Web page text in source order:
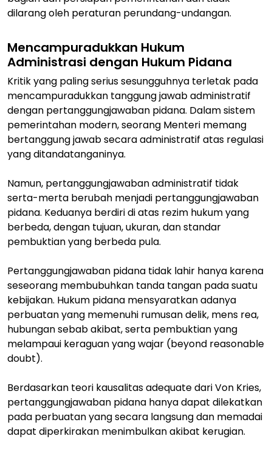
dilarang oleh peraturan perundang-undangan.
Mencampuradukkan Hukum
Administrasi dengan Hukum Pidana
Kritik yang paling serius sesungguhnya terletak pada
mencampuradukkan tanggung jawab administratif
dengan pertanggungjawaban pidana. Dalam sistem
pemerintahan modern, seorang Menteri memang
bertanggung jawab secara administratif atas regulasi
yang ditandatanganinya.
Namun, pertanggungjawaban administratif tidak
serta-merta berubah menjadi pertanggungjawaban
pidana. Keduanya berdiri di atas rezim hukum yang
berbeda, dengan tujuan, ukuran, dan standar
pembuktian yang berbeda pula.
Pertanggungjawaban pidana tidak lahir hanya karena
seseorang membubuhkan tanda tangan pada suatu
kebijakan. Hukum pidana mensyaratkan adanya
perbuatan yang memenuhi rumusan delik, mens rea,
hubungan sebab akibat, serta pembuktian yang
melampaui keraguan yang wajar (beyond reasonable
doubt).
Berdasarkan teori kausalitas adequate dari Von Kries,
pertanggungjawaban pidana hanya dapat dilekatkan
pada perbuatan yang secara langsung dan memadai
dapat diperkirakan menimbulkan akibat kerugian.